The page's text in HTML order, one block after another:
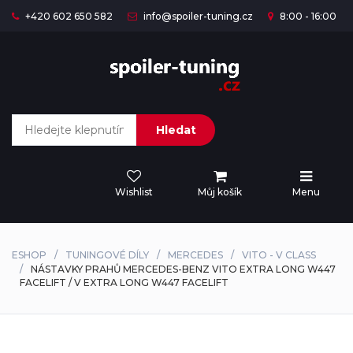
+420 602 650 582 info@spoiler-tuning.cz 8:00 - 16:00
Hledat
Wishlist Můj košík Menu
ESHOP TUNINGOVÉ DÍLY MERCEDES
VITO - V CLASS
NÁSTAVKY PRAHŮ MERCEDES-BENZ VITO EXTRA LONG W447
FACELIFT / V EXTRA LONG W447 FACELIFT